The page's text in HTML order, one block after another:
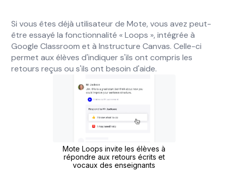
Si vous êtes déjà utilisateur de Mote, vous avez peut-
être essayé la fonctionnalité « Loops », intégrée à
Google Classroom et à Instructure Canvas. Celle-ci
permet aux élèves d'indiquer s'ils ont compris les
retours reçus ou s'ils ont besoin d'aide.
Mote Loops invite les élèves à
répondre aux retours écrits et
vocaux des enseignants